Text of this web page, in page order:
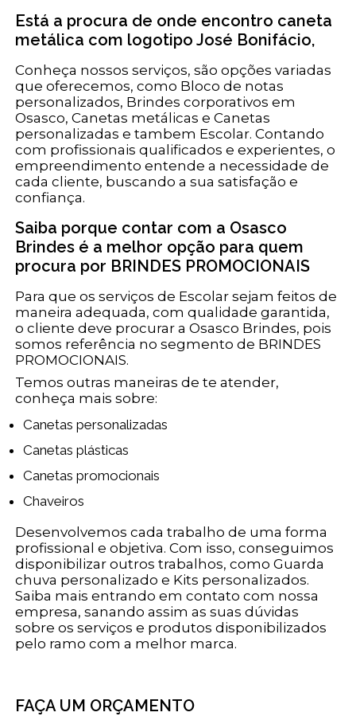
Está a procura de onde encontro caneta
metálica com logotipo José Bonifácio,
Conheça nossos serviços, são opções variadas
que oferecemos, como Bloco de notas
personalizados, Brindes corporativos em
Osasco, Canetas metálicas e Canetas
personalizadas e tambem Escolar. Contando
com profissionais qualificados e experientes, o
empreendimento entende a necessidade de
cada cliente, buscando a sua satisfação e
confiança.
Saiba porque contar com a Osasco
Brindes é a melhor opção para quem
procura por BRINDES PROMOCIONAIS
Para que os serviços de Escolar sejam feitos de
maneira adequada, com qualidade garantida,
o cliente deve procurar a Osasco Brindes, pois
somos referência no segmento de BRINDES
PROMOCIONAIS.
Temos outras maneiras de te atender,
conheça mais sobre:
Canetas personalizadas
Canetas plásticas
Canetas promocionais
Chaveiros
Desenvolvemos cada trabalho de uma forma
profissional e objetiva. Com isso, conseguimos
disponibilizar outros trabalhos, como Guarda
chuva personalizado e Kits personalizados.
Saiba mais entrando em contato com nossa
empresa, sanando assim as suas dúvidas
sobre os serviços e produtos disponibilizados
pelo ramo com a melhor marca.
FAÇA UM ORÇAMENTO